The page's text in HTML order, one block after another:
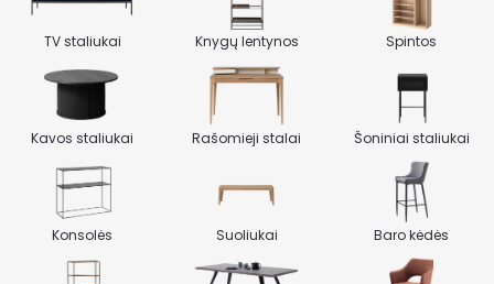
TV staliukai Knygų lentynos Spintos
Kavos staliukai Rašomieji stalai Šoniniai staliukai
Konsolės Suoliukai Baro kėdės